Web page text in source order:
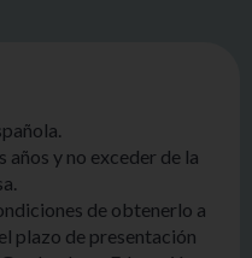
y no exceder de la
de obtenerlo a
plazo de presentación